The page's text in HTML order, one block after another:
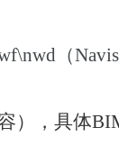
（
），具体